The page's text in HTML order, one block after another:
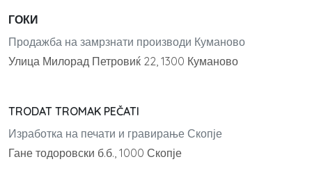
ГОКИ
Продажба на замрзнати производи Куманово
Улица Милорад Петровиќ 22, 1300 Куманово
TRODAT TROMAK PEČATI
Изработка на печати и гравирање Скопје
Гане тодоровски б.б., 1000 Скопје